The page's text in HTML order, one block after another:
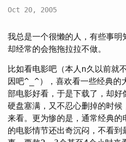
Oct 20, 2005
我总是一个很懒的人，有些事明
却经常的会拖拖拉拉不做。
比如看电影吧（本人n久以前就
因吧^_^），喜欢看一些经典的
部电影好看，于是下载了，却
硬盘塞满，又不忍心删掉的时
来看。更为惨的是，通常经典
的电影情节还出奇沉闷，不看